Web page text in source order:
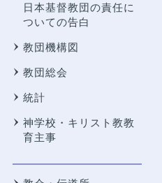
日本基督教団の責任に
ついての告白
教団機構図
教団総会
統計
神学校・キリスト教教
育主事